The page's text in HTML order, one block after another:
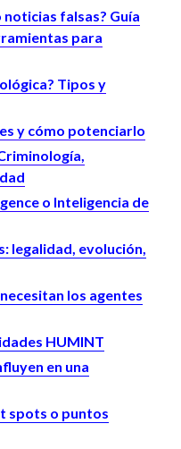
noticias falsas? Guía
para
Tipos y
y cómo potenciarlo
o Inteligencia de
legalidad, evolución,
los agentes
HUMINT
en una
spots o puntos